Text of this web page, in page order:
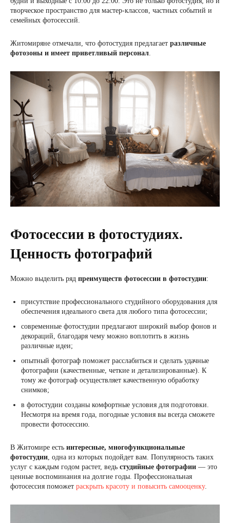
творческое пространство для мастер-классов, частных событий и
семейных фотосессий.
Житомиряне отмечали, что фотостудия предлагает различные
фотозоны и имеет приветливый персонал.
Фотосессии в фотостудиях.
Ценность фотографий
Можно выделить ряд преимуществ фотосессии в фотостудии:
присутствие профессионального студийного оборудования для
обеспечения идеального света для любого типа фотосессии;
современные фотостудии предлагают широкий выбор фонов и
декораций, благодаря чему можно воплотить в жизнь
различные идеи;
опытный фотограф поможет расслабиться и сделать удачные
фотографии (качественные, четкие и детализированные). К
тому же фотограф осуществляет качественную обработку
снимков;
в фотостудии созданы комфортные условия для подготовки.
Несмотря на время года, погодные условия вы всегда сможете
провести фотосессию.
В Житомире есть интересные, многофункциональные
фотостудии , одна из которых подойдет вам. Популярность таких
услуг с каждым годом растет, ведь студийные фотографии — это
ценные воспоминания на долгие годы. Профессиональная
фотосессия поможет раскрыть красоту и повысить самооценку.